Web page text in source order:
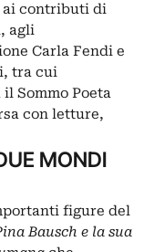
ai contributi di
agli
Carla Fendi e
tra cui
Sommo Poeta
con letture,
MONDI
figure del
Bausch e la sua